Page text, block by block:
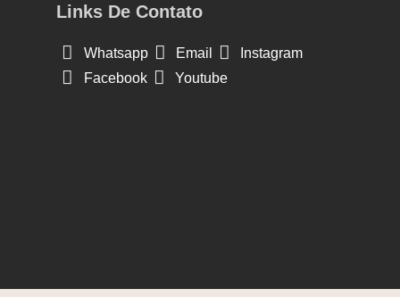
Links De Contato
Whatsapp Email
Instagram
Facebook
Youtube